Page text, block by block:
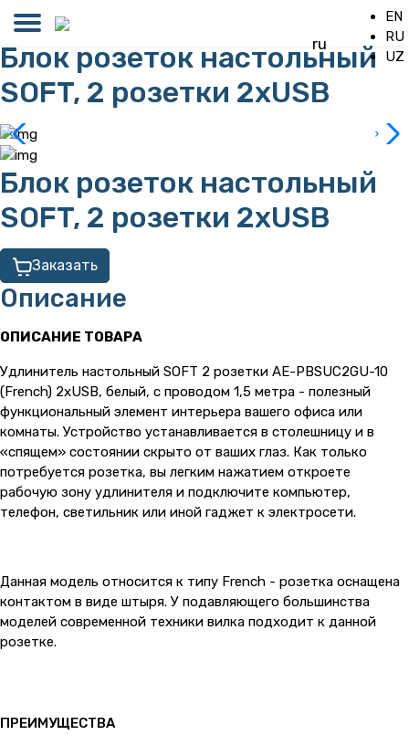
ru
EN
RU
UZ
Блок розеток настольный
SOFT, 2 розетки 2xUSB
Блок розеток настольный
SOFT, 2 розетки 2xUSB
Заказать
Описание
ОПИСАНИЕ ТОВАРА
Удлинитель настольный SOFT 2 розетки AE-PBSUC2GU-10
(French) 2xUSB, белый, с проводом 1,5 метра - полезный
функциональный элемент интерьера вашего офиса или
комнаты. Устройство устанавливается в столешницу и в
«спящем» состоянии скрыто от ваших глаз. Как только
потребуется розетка, вы легким нажатием откроете
рабочую зону удлинителя и подключите компьютер,
телефон, светильник или иной гаджет к электросети.
Данная модель относится к типу French - розетка оснащена
контактом в виде штыря. У подавляющего большинства
моделей современной техники вилка подходит к данной
розетке.
ПРЕИМУЩЕСТВА